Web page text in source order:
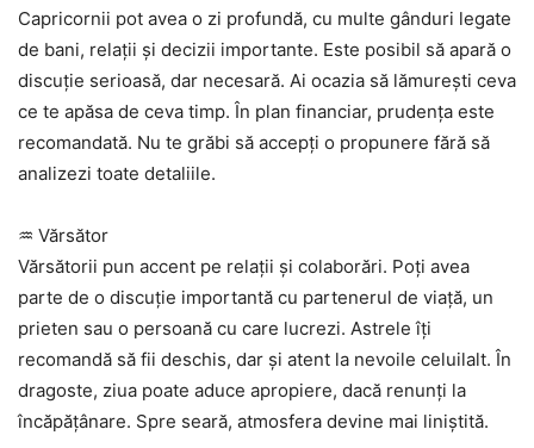
Capricornii pot avea o zi profundă, cu multe gânduri legate
de bani, relații și decizii importante. Este posibil să apară o
discuție serioasă, dar necesară. Ai ocazia să lămurești ceva
ce te apăsa de ceva timp. În plan financiar, prudența este
recomandată. Nu te grăbi să accepți o propunere fără să
analizezi toate detaliile.
♒ Vărsător
Vărsătorii pun accent pe relații și colaborări. Poți avea
parte de o discuție importantă cu partenerul de viață, un
prieten sau o persoană cu care lucrezi. Astrele îți
recomandă să fii deschis, dar și atent la nevoile celuilalt. În
dragoste, ziua poate aduce apropiere, dacă renunți la
încăpățânare. Spre seară, atmosfera devine mai liniștită.